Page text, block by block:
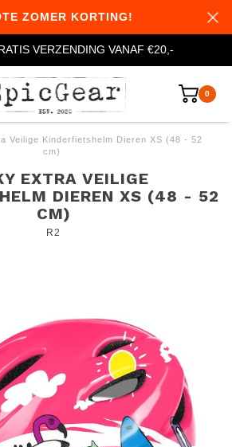
ZOMER KORTING!
VERZENDING VANAF €20,-
0
Veilige Kinderfietshelm Dieren XS (48 - 52
cm)
EXTRA VEILIGE
DIEREN XS (48 - 52
CM)
R2